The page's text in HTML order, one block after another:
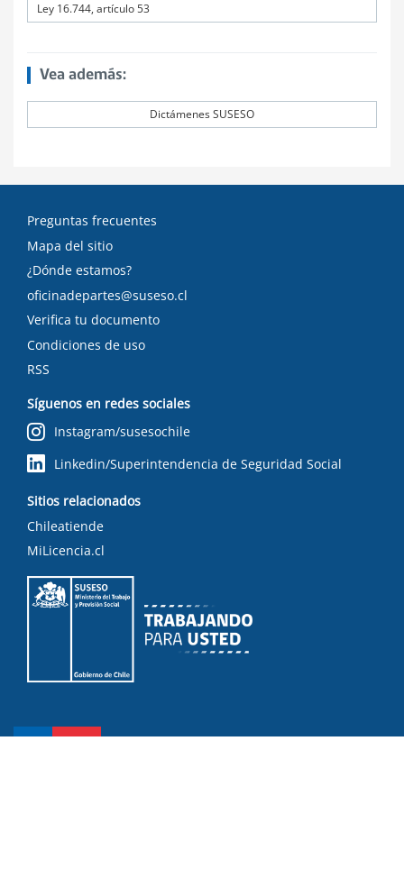
Ley 16.744, artículo 53
Vea además:
Dictámenes SUSESO
Preguntas frecuentes
Mapa del sitio
¿Dónde estamos?
oficinadepartes@suseso.cl
Verifica tu documento
Condiciones de uso
RSS
Síguenos en redes sociales
Instagram/susesochile
Linkedin/Superintendencia de Seguridad Social
Sitios relacionados
Chileatiende
MiLicencia.cl